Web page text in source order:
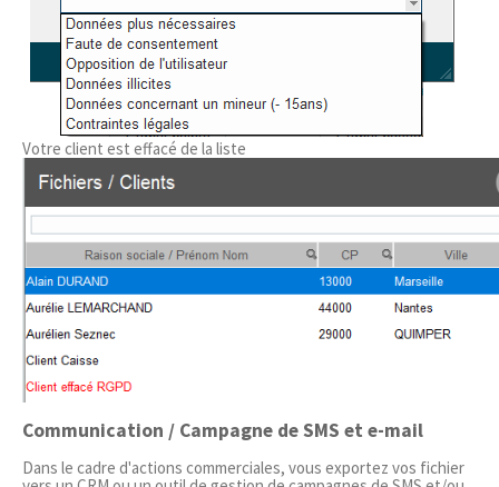
Votre client est effacé de la liste
Communication / Campagne de SMS et e-mail
Dans le cadre d'actions commerciales, vous exportez vos fichier